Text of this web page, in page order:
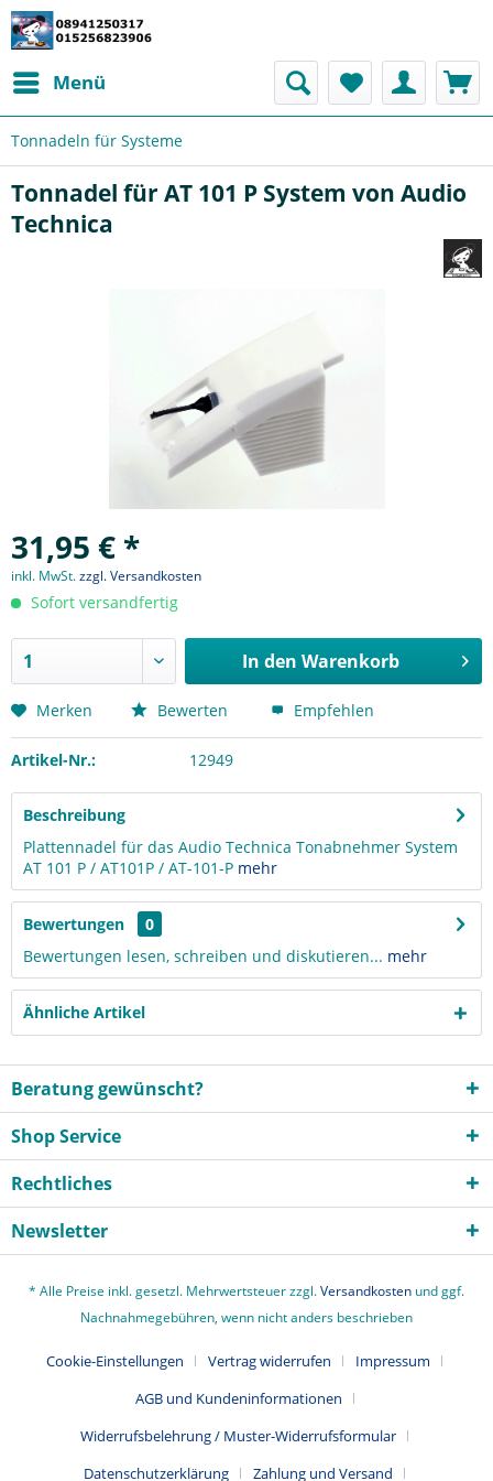
Menü
Tonnadeln für Systeme
Tonnadel für AT 101 P System von Audio
Technica
31,95 € *
inkl. MwSt.zzgl. Versandkosten
Sofort versandfertig
In den Warenkorb
Merken Bewerten Empfehlen
Artikel-Nr.: 12949
Beschreibung
Plattennadel für das Audio Technica Tonabnehmer System
AT 101 P / AT101P / AT-101-P mehr
Bewertungen
0
Bewertungen lesen, schreiben und diskutieren... mehr
Ähnliche Artikel
Beratung gewünscht?
Shop Service
Rechtliches
Newsletter
* Alle Preise inkl. gesetzl. Mehrwertsteuer zzgl.Versandkosten und ggf.
Nachnahmegebühren, wenn nicht anders beschrieben
Cookie-Einstellungen Vertrag widerrufen
Impressum
AGB und Kundeninformationen
Widerrufsbelehrung / Muster-Widerrufsformular
Datenschutzerklärung
Zahlung und Versand